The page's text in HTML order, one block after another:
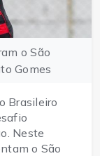
o São
Gomes
Brasileiro
Neste
o São